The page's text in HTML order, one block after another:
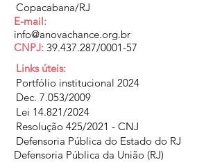
Copacabana/RJ
E-mail:
info@anovachance.org.br
CNPJ: 39.437.287/0001-57
Links úteis:
Portfólio institucional 2024
Dec. 7.053/2009
Lei 14.821/2024
Resolução 425/2021 - CNJ
Defensoria Pública do Estado do RJ
Defensoria Pública da União (RJ)